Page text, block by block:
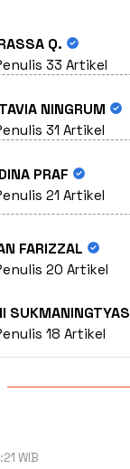
Q.
33 Artikel
NINGRUM
31 Artikel
PRAF
21 Artikel
FARIZZAL
20 Artikel
SUKMANINGTYAS
18 Artikel
WIB